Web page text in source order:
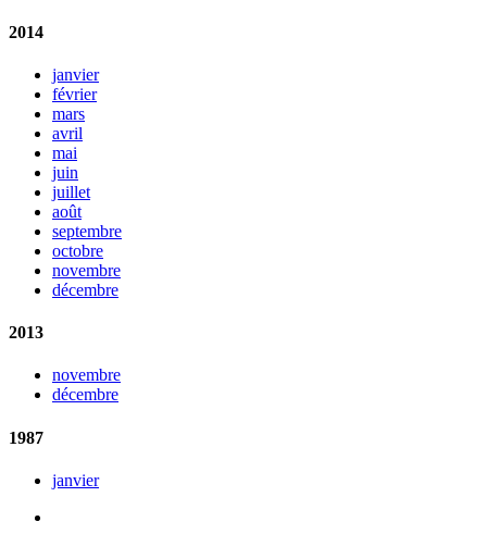
2014
janvier
février
mars
avril
mai
juin
juillet
août
septembre
octobre
novembre
décembre
2013
novembre
décembre
1987
janvier